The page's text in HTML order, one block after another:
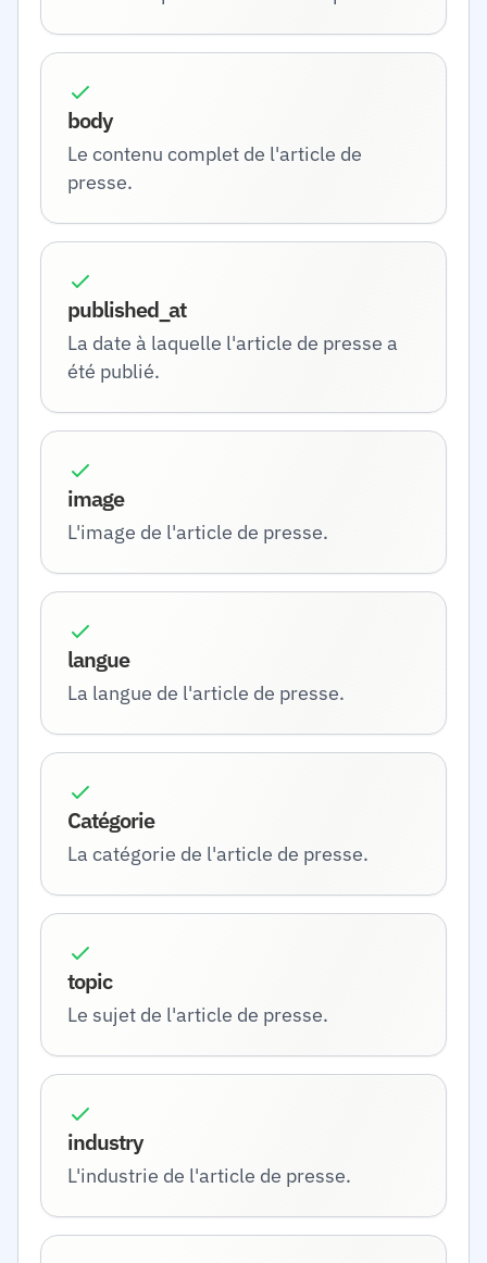
body
Le contenu complet de l'article de
presse.
published_at
La date à laquelle l'article de presse a
été publié.
image
L'image de l'article de presse.
langue
La langue de l'article de presse.
Catégorie
La catégorie de l'article de presse.
topic
Le sujet de l'article de presse.
industry
L'industrie de l'article de presse.